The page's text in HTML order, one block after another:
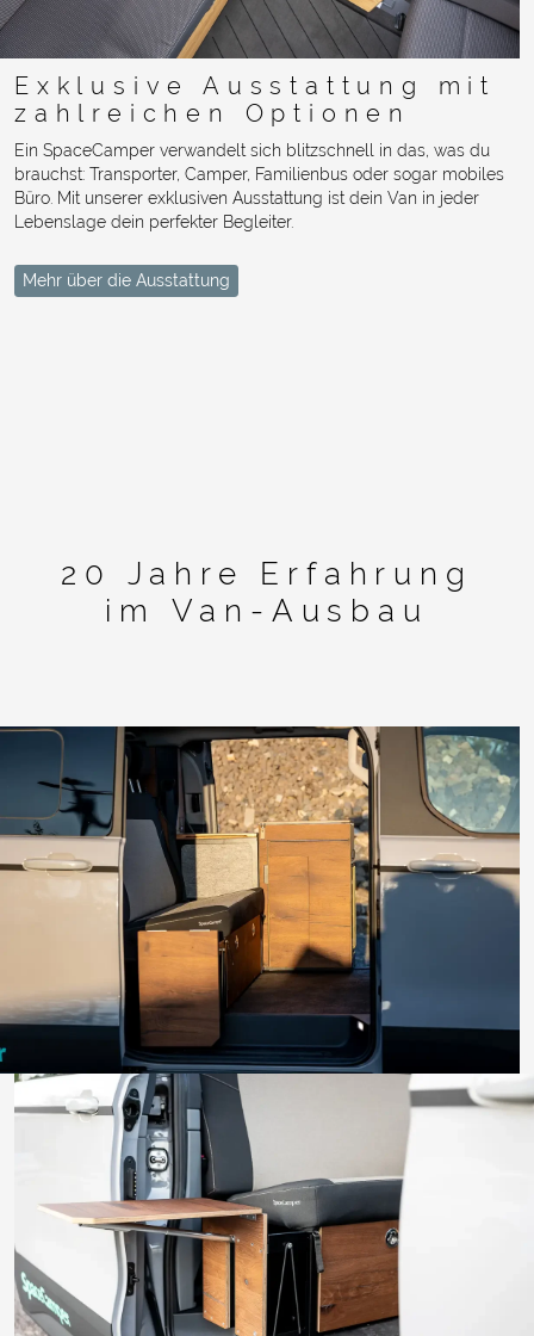
Exklusive Ausstattung mit
zahlreichen Optionen
Ein SpaceCamper verwandelt sich blitzschnell in das, was du
brauchst: Transporter, Camper, Familienbus oder sogar mobiles
Büro. Mit unserer exklusiven Ausstattung ist dein Van in jeder
Lebenslage dein perfekter Begleiter.
Mehr über die Ausstattung
20 Jahre Erfahrung
im Van-Ausbau